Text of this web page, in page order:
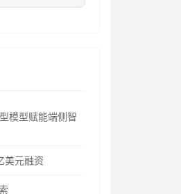
模型赋能端侧智
美元融资